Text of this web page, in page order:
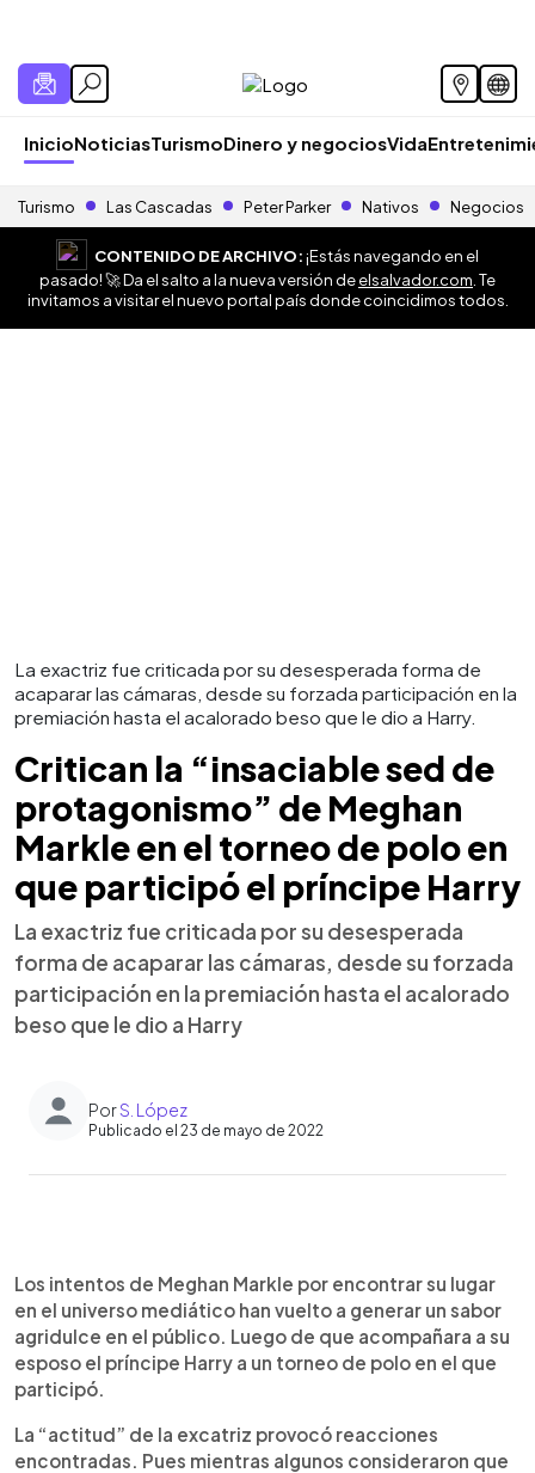
InicioNoticiasTurismoDinero y negociosVida
Turismo Las Cascadas Peter Parker Nativos Negocios
CONTENIDO DE ARCHIVO:¡Estás navegando en el
pasado! 🚀 Da el salto a la nueva versión deelsalvador.com . Te
invitamos a visitar el nuevo portal país donde coincidimos todos.
La exactriz fue criticada por su desesperada forma de
acaparar las cámaras, desde su forzada participación en la
premiación hasta el acalorado beso que le dio a Harry.
Critican la “insaciable sed de
protagonismo” de Meghan
Markle en el torneo de polo en
que participó el príncipe Harry
La exactriz fue criticada por su desesperada
forma de acaparar las cámaras, desde su forzada
participación en la premiación hasta el acalorado
beso que le dio a Harry
PorS. López
Publicado el 23 de mayo de 2022
Escuchar artículo
Los intentos de Meghan Markle por encontrar su lugar
en el universo mediático han vuelto a generar un sabor
agridulce en el público. Luego de que acompañara a su
esposo el príncipe Harry a un torneo de polo en el que
participó.
La “actitud” de la excatriz provocó reacciones
encontradas. Pues mientras algunos consideraron que